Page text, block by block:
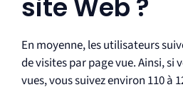
site Web ?
En moyenne, les utilisateurs
de visites par page vue. Ainsi, si
vues, vous suivez environ 110 à